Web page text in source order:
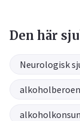
Den här
Neurologisk